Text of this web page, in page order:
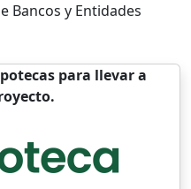
Bancos y Entidades
para llevar a